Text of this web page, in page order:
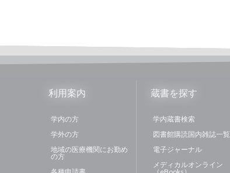
利用案内
学内の方
学外の方
地域の医療機関にお勤め
の方
蔵書を探す
学内蔵書検索
図書館購読国内雑誌一覧
電子ジャーナル
メディカルオンライン